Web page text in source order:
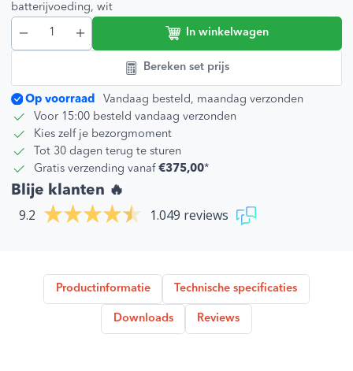
batterijvoeding, wit
In winkelwagen
Bereken set prijs
Op voorraad
Vandaag besteld, maandag verzonden
Voor 15:00 besteld vandaag verzonden
Kies zelf je bezorgmoment
Tot 30 dagen terug te sturen
Gratis verzending vanaf €375,00*
Blije klanten 🔥
9.2 1.049 reviews
Productinformatie Technische specificaties
Downloads Reviews